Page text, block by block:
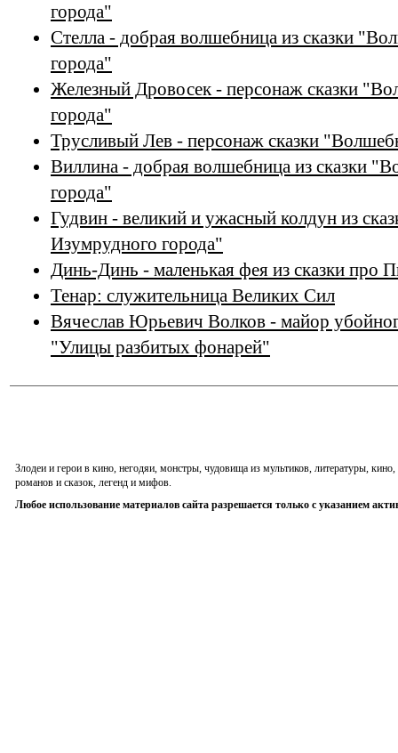
города"
Стелла - добрая волшебница из сказки
города"
Железный Дровосек - персонаж сказки
города"
Трусливый Лев - персонаж сказки
Виллина - добрая волшебница из сказки
города"
Гудвин - великий и ужасный колдун из
Изумрудного города"
Динь-Динь - маленькая фея из сказки про
Тенар: служительница Великих Сил
Вячеслав Юрьевич Волков - майор
"Улицы разбитых фонарей"
Злодеи и герои в кино, негодяи, монстры, чудовища из мультиков, литературы,
романов и сказок, легенд и мифов.
Любое использование материалов сайта разрешается только с указанием